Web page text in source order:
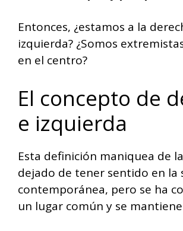
Entonces, ¿estamos a la
izquierda? ¿Somos
en el centro?
El concepto de
e izquierda
Esta definición maniquea de
dejado de tener sentido en la
contemporánea, pero se ha
un lugar común y se